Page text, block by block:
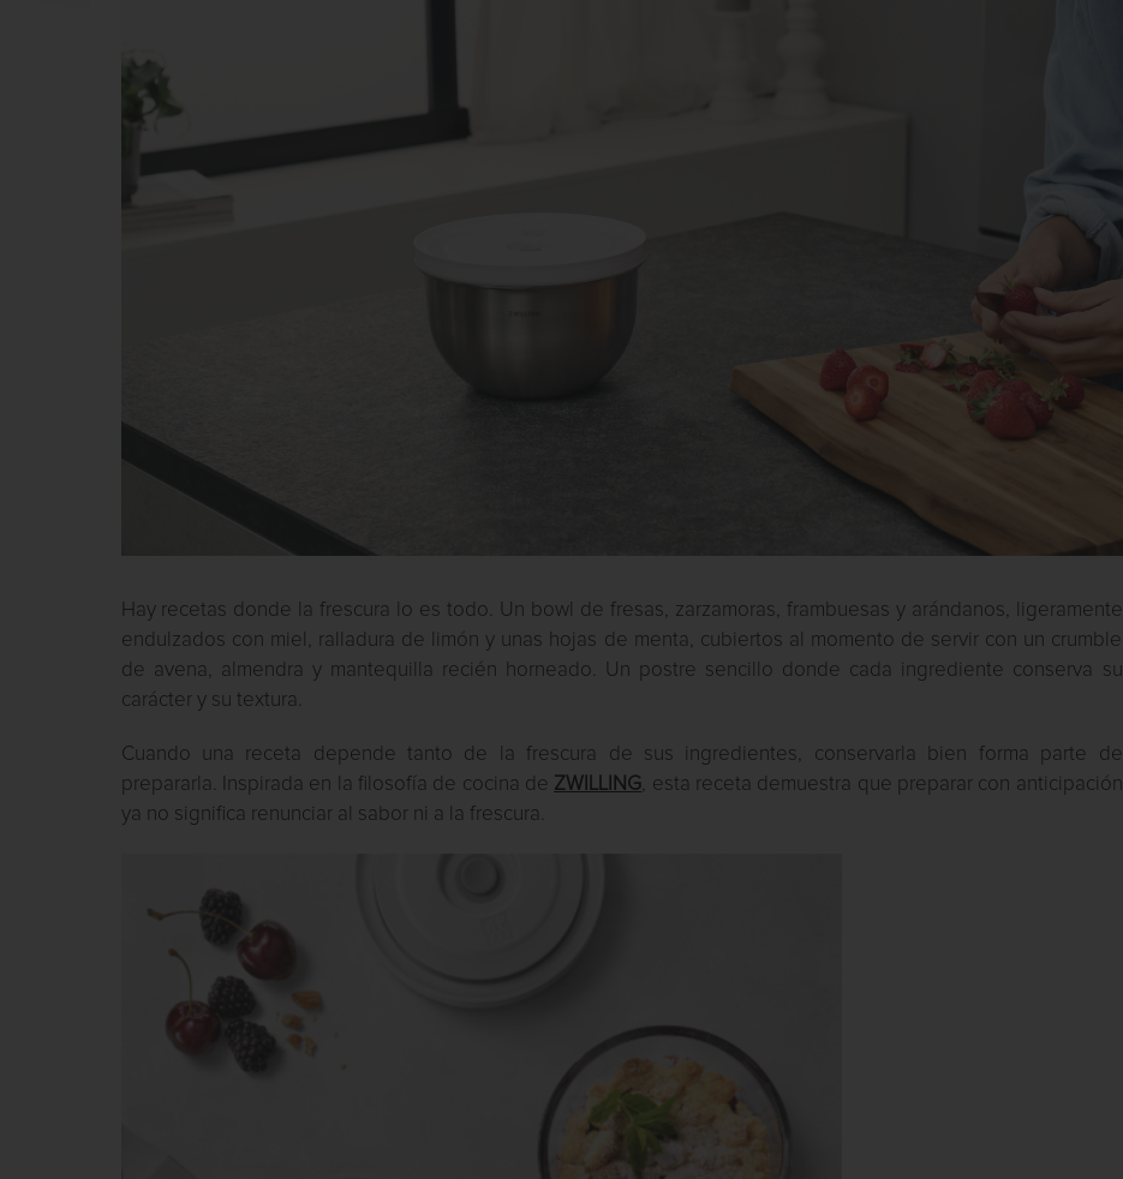
Hay recetas donde la frescura lo es todo. Un bowl de fresas, zarzamoras, frambuesas y arándanos, ligeramente
endulzados con miel, ralladura de limón y unas hojas de menta, cubiertos al momento de servir con un crumble
de avena, almendra y mantequilla recién horneado. Un postre sencillo donde cada ingrediente conserva su
carácter y su textura.
Cuando una receta depende tanto de la frescura de sus ingredientes, conservarla bien forma parte de
prepararla. Inspirada en la filosofía de cocina de ZWILLING, esta receta demuestra que preparar con anticipación
ya no significa renunciar al sabor ni a la frescura.